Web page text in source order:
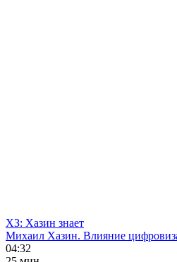
ХЗ: Хазин знает
Михаил Хазин. Влияние
04:32